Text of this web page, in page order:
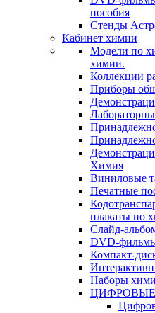
пособия
Стенды
Кабинет химии
Модели по
химии.
Коллекции
Приборы
Химия
Виниловые
Печатные
плакаты по
Слайд-
DVD-
Компакт-
Наборы